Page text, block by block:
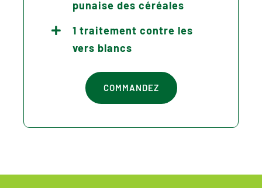
punaise des céréales
1 traitement contre les
vers blancs
COMMANDEZ